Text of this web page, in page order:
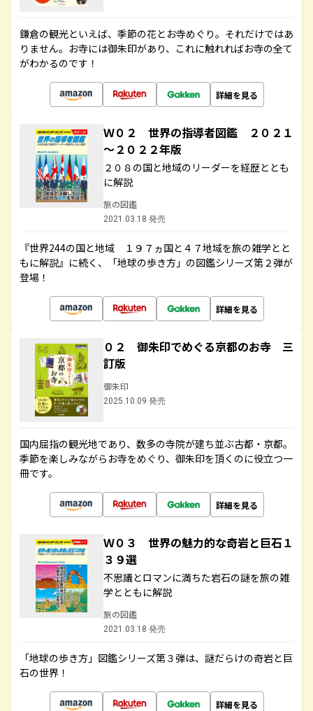
鎌倉の観光といえば、季節の花とお寺めぐり。それだけではあ
りません。お寺には御朱印があり、これに触れればお寺の全て
がわかるのです！
詳細を見る
Ｗ０２ 世界の指導者図鑑 ２０２１
～２０２２年版
２０８の国と地域のリーダーを経歴ととも
に解説
旅の図鑑
2021.03.18 発売
『世界244の国と地域 １９７ヵ国と４７地域を旅の雑学とと
もに解説』に続く、「地球の歩き方」の図鑑シリーズ第２弾が
登場！
詳細を見る
０２ 御朱印でめぐる京都のお寺 三
訂版
御朱印
2025.10.09 発売
国内屈指の観光地であり、数多の寺院が建ち並ぶ古都・京都。
季節を楽しみながらお寺をめぐり、御朱印を頂くのに役立つ一
冊です。
詳細を見る
Ｗ０３ 世界の魅力的な奇岩と巨石１
３９選
不思議とロマンに満ちた岩石の謎を旅の雑
学とともに解説
旅の図鑑
2021.03.18 発売
「地球の歩き方」図鑑シリーズ第３弾は、謎だらけの奇岩と巨
石の世界！
詳細を見る